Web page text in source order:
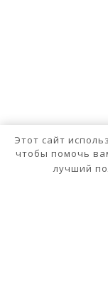
Этот сайт
чтобы помочь
лучший